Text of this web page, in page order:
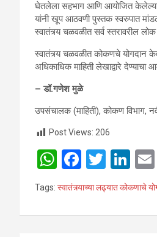
घेतलेला सहभाग आणि आयोजित केलेल्या
यांनी खूप आठवणी पुस्तक स्वरुपात
स्वातंत्र्य चळवळीत सर्व स्तरावरील
स्वातंत्र्य चळवळीत कोकणचे योगदान
अधिकाधिक माहिती लेखाद्वारे देण्याचा
– डॉ.गणेश मुळे
उपसंचालक (माहिती), कोकण विभाग,
Post Views: 206
W
at
s
F
ce
b
T
tt
er
Li
ke
dI
Tags: स्वातंत्र्याच्या लढ्यात कोकणाचे